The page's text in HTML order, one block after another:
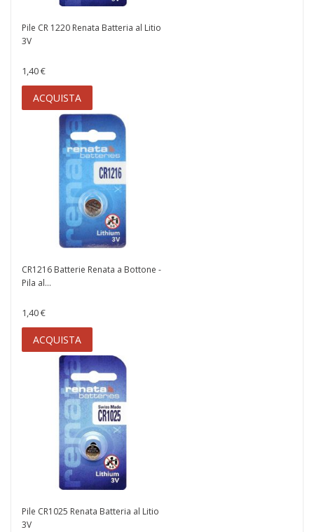
Pile CR 1220 Renata Batteria al Litio
3V
1,40 €
ACQUISTA
CR1216 Batterie Renata a Bottone -
Pila al...
1,40 €
ACQUISTA
Pile CR1025 Renata Batteria al Litio
3V